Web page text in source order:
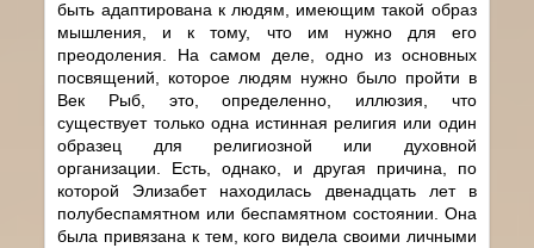
быть адаптирована к людям, имеющим такой образ
мышления, и к тому, что им нужно для его
преодоления. На самом деле, одно из основных
посвящений, которое людям нужно было пройти в
Век Рыб, это, определенно, иллюзия, что
существует только одна истинная религия или один
образец для религиозной или духовной
организации. Есть, однако, и другая причина, по
которой Элизабет находилась двенадцать лет в
полубеспамятном или беспамятном состоянии. Она
была привязана к тем, кого видела своими личными